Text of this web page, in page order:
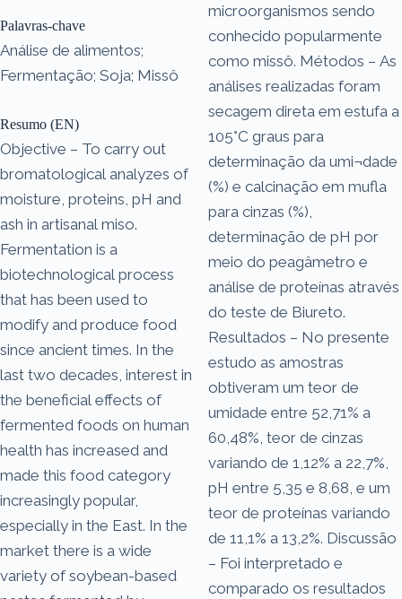
Palavras-chave
Análise de alimentos;
Fermentação; Soja; Missô
Resumo (EN)
Objective – To carry out
bromatological analyzes of
moisture, proteins, pH and
ash in artisanal miso.
Fermentation is a
biotechnological process
that has been used to
modify and produce food
since ancient times. In the
last two decades, interest in
the beneficial effects of
fermented foods on human
health has increased and
made this food category
increasingly popular,
especially in the East. In the
market there is a wide
variety of soybean-based
microorganismos sendo
conhecido popularmente
como missô. Métodos – As
análises realizadas foram
secagem direta em estufa a
105°C graus para
determinação da umi¬dade
(%) e calcinação em mufla
para cinzas (%),
determinação de pH por
meio do peagâmetro e
análise de proteínas através
do teste de Biureto.
Resultados – No presente
estudo as amostras
obtiveram um teor de
umidade entre 52,71% a
60,48%, teor de cinzas
variando de 1,12% a 22,7%,
pH entre 5,35 e 8,68, e um
teor de proteínas variando
de 11,1% a 13,2%. Discussão
– Foi interpretado e
comparado os resultados